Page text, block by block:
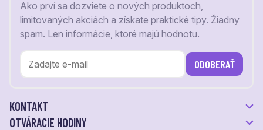
Ako prví sa dozviete o nových produktoch,
limitovaných akciách a získate praktické tipy. Žiadny
spam. Len informácie, ktoré majú hodnotu.
ODOBERAŤ
KONTAKT
OTVÁRACIE HODINY